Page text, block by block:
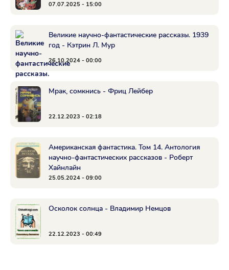
07.07.2025 - 15:00
Великие научно-фантастические рассказы. 1939
год - Кэтрин Л. Мур
26.10.2024 - 00:00
Мрак, сомкнись - Фриц Лейбер
22.12.2023 - 02:18
Американская фантастика. Том 14. Антология
научно-фантастических рассказов - Роберт
Хайнлайн
25.05.2024 - 09:00
Осколок солнца - Владимир Немцов
22.12.2023 - 00:49